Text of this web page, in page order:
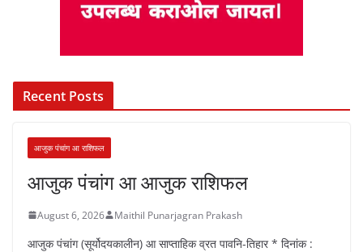
Recent Posts
आजुक पंचांग आ राशिफल
आजुक पंचांग आ आजुक राशिफल
August 6, 2026 Maithil Punarjagran Prakash
आजुक पंचांग (सूर्योदयकालीन) आ साप्ताहिक व्रत पावनि-तिहार * दिनांक :